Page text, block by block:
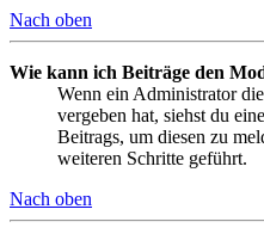
Nach oben
Wie kann ich Beiträge den
Wenn ein Administrator
vergeben hat, siehst du
Beitrags, um diesen zu
weiteren Schritte geführt.
Nach oben